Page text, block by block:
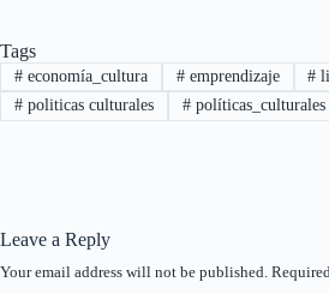
Tags
#economía_cultura #emprendizaje #
#politicas culturales #políticas_culturales
Leave a Reply
Your email address will not be published.